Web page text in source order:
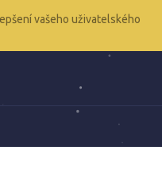
vašeho uživatelského